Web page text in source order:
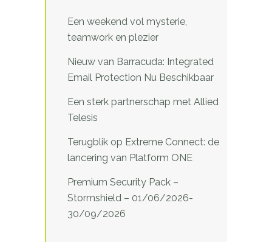
Een weekend vol mysterie,
teamwork en plezier
Nieuw van Barracuda: Integrated
Email Protection Nu Beschikbaar
Een sterk partnerschap met Allied
Telesis
Terugblik op Extreme Connect: de
lancering van Platform ONE
Premium Security Pack –
Stormshield – 01/06/2026-
30/09/2026